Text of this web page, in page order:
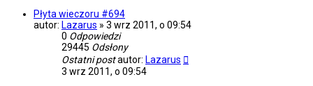
Płyta wieczoru #694
autor: Lazarus » 3 wrz 2011, o 09:54
0 Odpowiedzi
29445 Odsłony
Ostatni postautor: Lazarus
3 wrz 2011, o 09:54